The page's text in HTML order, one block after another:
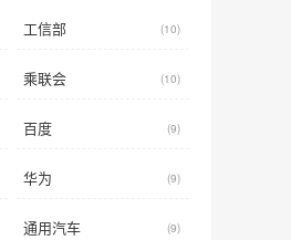
工信部 (10)
乘联会 (10)
百度 (9)
华为 (9)
通用汽车 (9)